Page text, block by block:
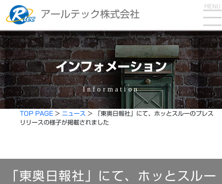
アールテック株式会社
インフォメーション
Information
TOP PAGE > ニュース >
「東奥日報社」にて、ホッとスルーのプレス
リリースの様子が掲載されました
「東奥日報社」にて、ホッとスルー